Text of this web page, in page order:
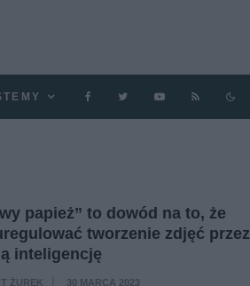
papież” to dowód na to, że
tworzenie zdjęć przez
inteligencję
ŻUREK 30 MARCA 2023